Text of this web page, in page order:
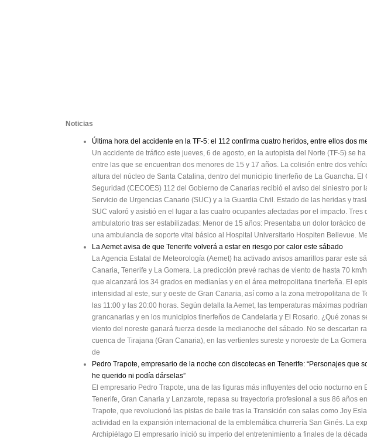
Noticias
Última hora del accidente en la TF-5: el 112 confirma cuatro heridos, entre ellos dos
Un accidente de tráfico este jueves, 6 de agosto, en la autopista del Norte (TF-5) se
entre las que se encuentran dos menores de 15 y 17 años. La colisión entre dos
altura del núcleo de Santa Catalina, dentro del municipio tinerfeño de La Guancha.
Seguridad (CECOES) 112 del Gobierno de Canarias recibió el aviso del siniestro por
Servicio de Urgencias Canario (SUC) y a la Guardia Civil. Estado de las heridas y
SUC valoró y asistió en el lugar a las cuatro ocupantes afectadas por el impacto. Tres
ambulatorio tras ser estabilizadas: Menor de 15 años: Presentaba un dolor torácico
una ambulancia de soporte vital básico al Hospital Universitario Hospiten Bellevue.
La Aemet avisa de que Tenerife volverá a estar en riesgo por calor este sábado
La Agencia Estatal de Meteorología (Aemet) ha activado avisos amarillos parar este
Canaria, Tenerife y La Gomera. La predicción prevé rachas de viento de hasta 70 km/
que alcanzará los 34 grados en medianías y en el área metropolitana tinerfeña. El
intensidad al este, sur y oeste de Gran Canaria, así como a la zona metropolitana de
las 11:00 y las 20:00 horas. Según detalla la Aemet, las temperaturas máximas
grancanarias y en los municipios tinerfeños de Candelaria y El Rosario. ¿Qué zonas
viento del noreste ganará fuerza desde la medianoche del sábado. No se descartan
cuenca de Tirajana (Gran Canaria), en las vertientes sureste y noroeste de La
de
Pedro Trapote, empresario de la noche con discotecas en Tenerife: “Personajes que
he querido ni podía dárselas”
El empresario Pedro Trapote, una de las figuras más influyentes del ocio nocturno en
Tenerife, Gran Canaria y Lanzarote, repasa su trayectoria profesional a sus 86 años
Trapote, que revolucionó las pistas de baile tras la Transición con salas como Joy
actividad en la expansión internacional de la emblemática churrería San Ginés. La
Archipiélago El empresario inició su imperio del entretenimiento a finales de la